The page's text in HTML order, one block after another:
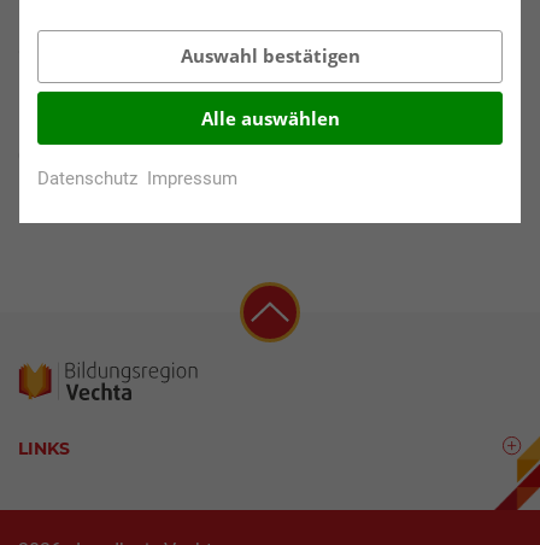
Oberschule, Gymnasien, Bildung ++
LINKS
Auswahl bestätigen
Alle auswählen
Datenschutz Impressum